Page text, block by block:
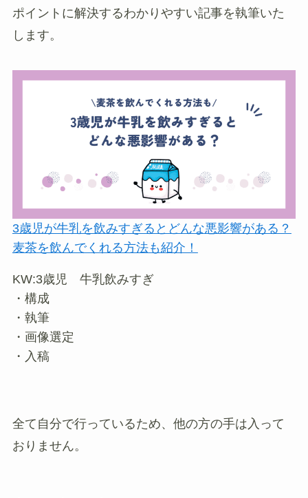
ポイントに解決するわかりやすい記事を執筆いた
します。
3歳児が牛乳を飲みすぎるとどんな悪影響がある？
麦茶を飲んでくれる方法も紹介！
KW:3歳児 牛乳飲みすぎ
・構成
・執筆
・画像選定
・入稿
全て自分で行っているため、他の方の手は入って
おりません。